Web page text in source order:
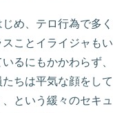
め、テロ行為で多く
ことイライジャもい
るにもかかわらず、
ちは平気な顔をして
という緩々のセキュ